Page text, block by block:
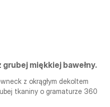
miękkiej bawełny.
z okrągłym dekoltem
tkaniny o gramaturze 360